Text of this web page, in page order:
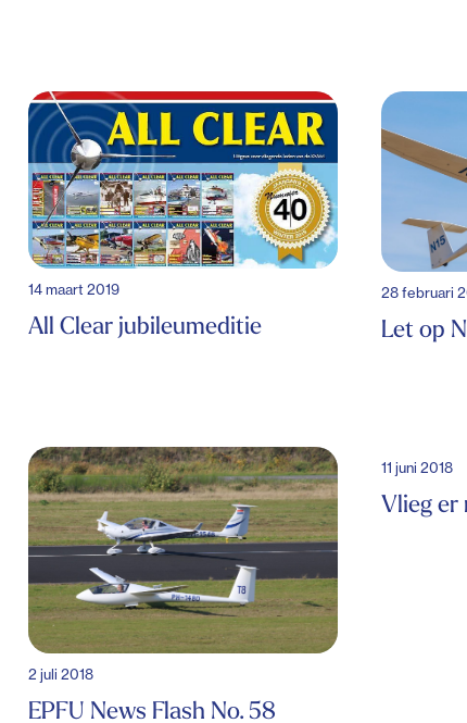
14 maart 2019
All Clear jubileumeditie
28 februari
Let op
2 juli 2018
EPFU News Flash No. 58
11 juni 2018
Vlieg er